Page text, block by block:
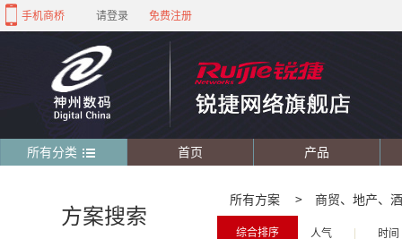
手机商桥 请登录 免费注册
所有分类 首页 产品
所有方案 > 商贸、地产、
综合排序 人气 时间
方案搜索